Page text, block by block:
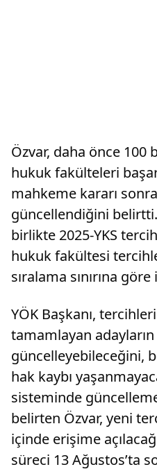
Özvar, daha önce 100
hukuk fakülteleri
mahkeme kararı
güncellendiğini
birlikte 2025-YKS
hukuk fakültesi
sıralama sınırına
YÖK Başkanı,
tamamlayan
güncelleyebileceğini,
hak kaybı
sisteminde
belirten Özvar, yeni
içinde erişime
süreci 13 Ağustos’ta